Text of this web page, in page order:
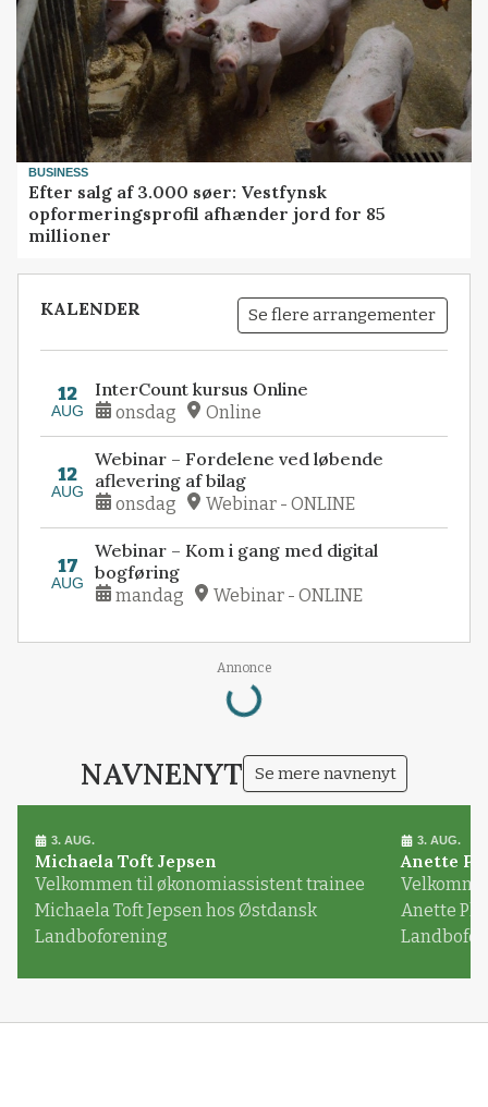
BUSINESS
Efter salg af 3.000 søer: Vestfynsk
opformeringsprofil afhænder jord for 85
millioner
KALENDER Se flere arrangementer
12
AUG
InterCount kursus Online
onsdag Online
12
AUG
Webinar – Fordelene ved løbende
aflevering af bilag
onsdag Webinar - ONLINE
17
AUG
Webinar – Kom i gang med digital
bogføring
mandag Webinar - ONLINE
Annonce
Loading...
NAVNENYT Se mere navnenyt
3. AUG.
Michaela Toft Jepsen
Velkommen til økonomiassistent trainee
Michaela Toft Jepsen hos Østdansk
Landboforening
3. AUG.
Anette
Anette